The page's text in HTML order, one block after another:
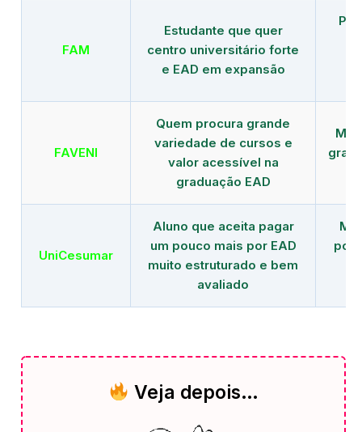
FAM
Estudante que quer
centro universitário forte
e EAD em expansão
FAVENI
Quem procura grande
variedade de cursos e
valor acessível na
graduação EAD
UniCesumar
Aluno que aceita pagar
um pouco mais por EAD
muito estruturado e bem
avaliado
Veja depois…